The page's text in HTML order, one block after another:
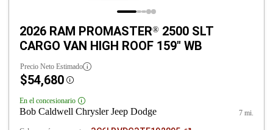
2026 RAM PROMASTER® 2500 SLT
CARGO VAN HIGH ROOF 159" WB
Precio Neto Estimado
$54,680 Disclosure
En el concesionario Disclosure
Bob Caldwell Chrysler Jeep Dodge 7 mi.